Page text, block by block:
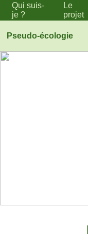
Qui suis-
je ?
Le
projet
Pseudo-écologie